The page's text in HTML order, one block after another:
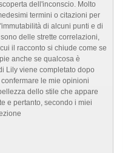
dell'inconscio. Molto
termini o citazioni per
di alcuni punti e di
delle strette correlazioni,
il racconto si chiude come se
anche se qualcosa è
Lily viene completato dopo
le mie opinioni
dello stile che appare
e pertanto, secondo i miei